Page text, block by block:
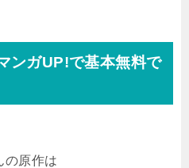
ンガUP!で基本無料で
の原作は